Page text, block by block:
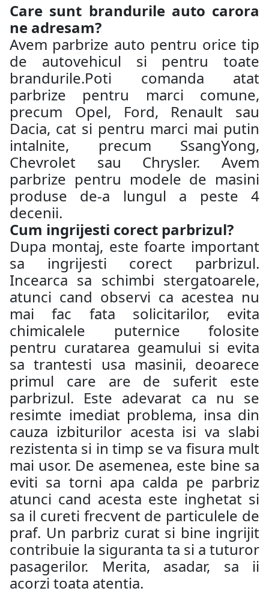
Care sunt brandurile auto carora
ne adresam?
Avem parbrize auto pentru orice tip
de autovehicul si pentru toate
brandurile.Poti comanda atat
parbrize pentru marci comune,
precum Opel, Ford, Renault sau
Dacia, cat si pentru marci mai putin
intalnite, precum SsangYong,
Chevrolet sau Chrysler. Avem
parbrize pentru modele de masini
produse de-a lungul a peste 4
decenii.
Cum ingrijesti corect parbrizul?
Dupa montaj, este foarte important
sa ingrijesti corect parbrizul.
Incearca sa schimbi stergatoarele,
atunci cand observi ca acestea nu
mai fac fata solicitarilor, evita
chimicalele puternice folosite
pentru curatarea geamului si evita
sa trantesti usa masinii, deoarece
primul care are de suferit este
parbrizul. Este adevarat ca nu se
resimte imediat problema, insa din
cauza izbiturilor acesta isi va slabi
rezistenta si in timp se va fisura mult
mai usor. De asemenea, este bine sa
eviti sa torni apa calda pe parbriz
atunci cand acesta este inghetat si
sa il cureti frecvent de particulele de
praf. Un parbriz curat si bine ingrijit
contribuie la siguranta ta si a tuturor
pasagerilor. Merita, asadar, sa ii
acorzi toata atentia.